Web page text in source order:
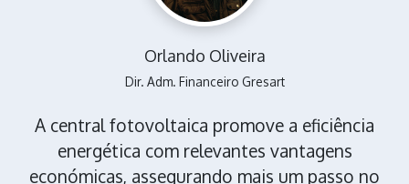
Orlando Oliveira
Dir. Adm. Financeiro Gresart
A central fotovoltaica promove a eficiência
energética com relevantes vantagens
económicas, assegurando mais um passo no